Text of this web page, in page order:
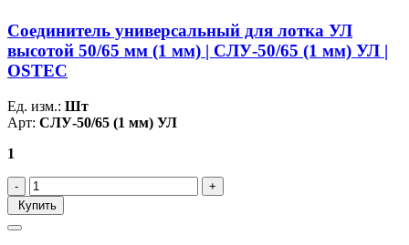
Соединитель универсальный для лотка УЛ
высотой 50/65 мм (1 мм) | СЛУ-50/65 (1 мм) УЛ |
OSTEC
Ед. изм.: Шт
Арт: СЛУ-50/65 (1 мм) УЛ
1
Купить